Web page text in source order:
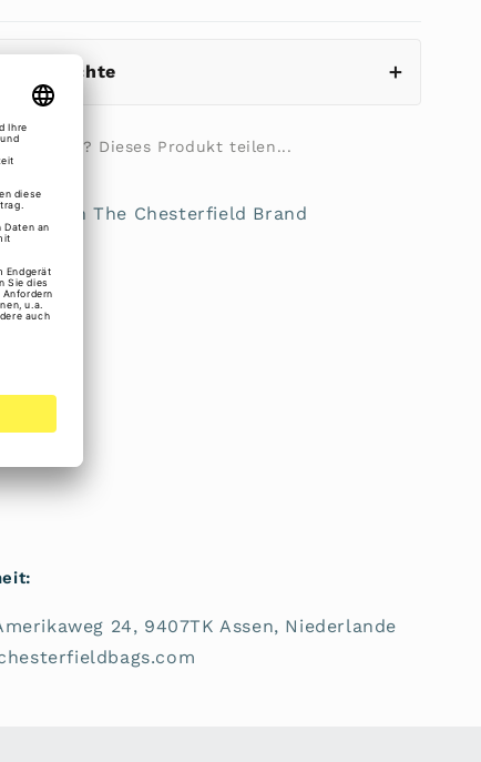
fragen? Dieses Produkt teilen...
von The Chesterfield Brand
24, 9407TK Assen, Niederlande